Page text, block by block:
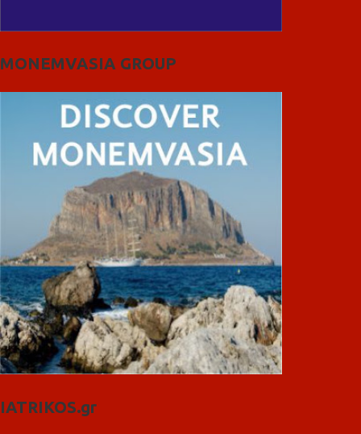
MONEMVASIA GROUP
IATRIKOS.gr